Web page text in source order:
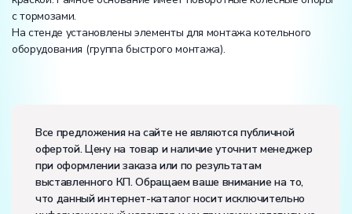
с тормозами.
На стенде установлены элементы для монтажа котельного
оборудования (группа быстрого монтажа).
Диапазон рабочих температур, ˚С:+10…+35
Влажность, %:до 80
Все предложения на сайте не являются публичной
офертой. Цену на товар и наличие уточнит менеджер
при оформлении заказа или по результатам
выставленного КП. Обращаем ваше внимание на то,
что данный интернет-каталог носит исключительно